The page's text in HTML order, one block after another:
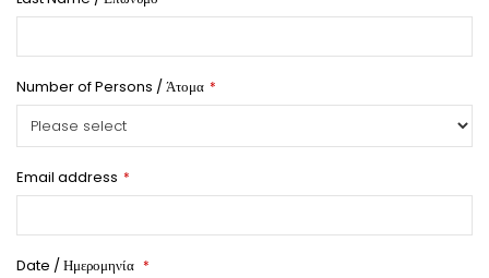
Number of Persons / Άτομα *
Email address *
Date / Ημερομηνία *